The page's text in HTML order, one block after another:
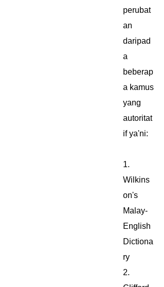
perubat
an
daripad
a
beberap
a kamus
yang
autoritat
if ya'ni:
1.
Wilkins
on's
Malay-
English
Dictiona
ry
2.